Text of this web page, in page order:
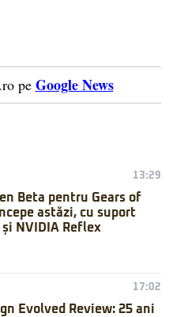
pe Google News
13:29
Beta pentru Gears of
astăzi, cu suport
și NVIDIA Reflex
17:02
Evolved Review: 25 ani